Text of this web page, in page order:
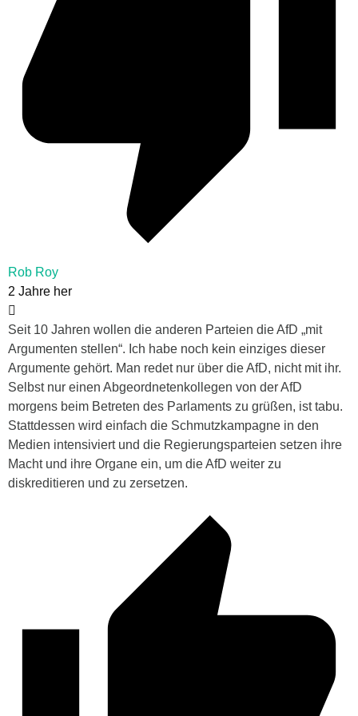
Rob Roy
2 Jahre her
Seit 10 Jahren wollen die anderen Parteien die AfD „mit
Argumenten stellen“. Ich habe noch kein einziges dieser
Argumente gehört. Man redet nur über die AfD, nicht mit ihr.
Selbst nur einen Abgeordnetenkollegen von der AfD
morgens beim Betreten des Parlaments zu grüßen, ist tabu.
Stattdessen wird einfach die Schmutzkampagne in den
Medien intensiviert und die Regierungsparteien setzen ihre
Macht und ihre Organe ein, um die AfD weiter zu
diskreditieren und zu zersetzen.